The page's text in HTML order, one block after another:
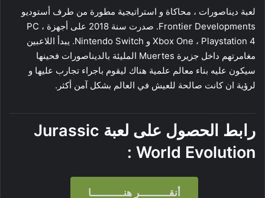
لعبة ديناصورات ، محاكاة و استراتيجية مطورة من طرف أستوديو
Frontier Developments. صدرت سنة 2018 على أجهزة PC ،
Xbox One ، Playstation 4 و Nintendo Switch. يبدأ اللاعبين
مغامرتهم داخل جزيرة Muertes المليئة بالديناصورات فحينها
سيكون عليه بناء معالم علمية هناك ليقوم باجراء تجارب عليها و
لرؤية ان كانت صالحة للعيش في العالم بشكل آمن أكثر.
رابط الحصول على لعبة Jurassic
World Evolution :
أنقــــــــــر هنـــــــــــا